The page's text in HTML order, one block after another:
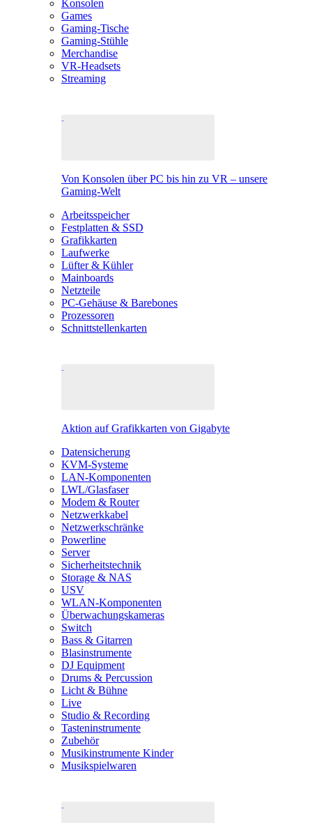
Konsolen
Games
Gaming-Tische
Gaming-Stühle
Merchandise
VR-Headsets
Streaming
Von Konsolen über PC bis hin zu VR – unsere
Gaming-Welt
Arbeitsspeicher
Festplatten & SSD
Grafikkarten
Laufwerke
Lüfter & Kühler
Mainboards
Netzteile
PC-Gehäuse & Barebones
Prozessoren
Schnittstellenkarten
Aktion auf Grafikkarten von Gigabyte
Datensicherung
KVM-Systeme
LAN-Komponenten
LWL/Glasfaser
Modem & Router
Netzwerkkabel
Netzwerkschränke
Powerline
Server
Sicherheitstechnik
Storage & NAS
USV
WLAN-Komponenten
Überwachungskameras
Switch
Bass & Gitarren
Blasinstrumente
DJ Equipment
Drums & Percussion
Licht & Bühne
Live
Studio & Recording
Tasteninstrumente
Zubehör
Musikinstrumente Kinder
Musikspielwaren